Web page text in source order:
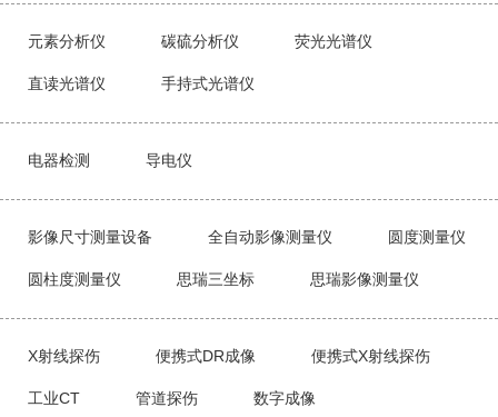
元素分析仪 碳硫分析仪 荧光光谱仪
直读光谱仪 手持式光谱仪
电器检测 导电仪
影像尺寸测量设备 全自动影像测量仪 圆度测量仪
圆柱度测量仪 思瑞三坐标 思瑞影像测量仪
X射线探伤 便携式DR成像 便携式X射线探伤
工业CT 管道探伤 数字成像